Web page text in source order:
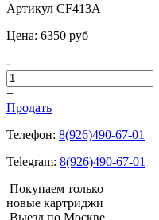
Артикул CF413A
Цена: 6350 pуб
-
+
Продать
Телефон: 8(926)490-67-01
Telegram: 8(926)490-67-01
Покупаем только
новые картриджи
Выезд по Москве